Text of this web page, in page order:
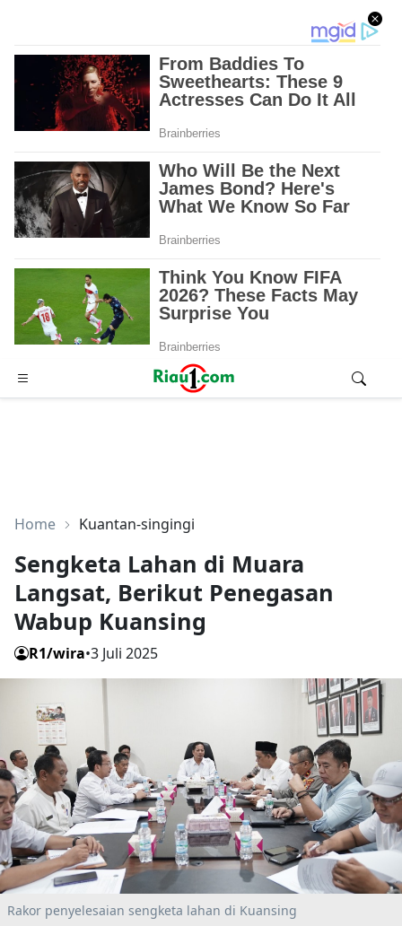
Advertisement
Home Kuantan-singingi
Sengketa Lahan di Muara
Langsat, Berikut Penegasan
Wabup Kuansing
R1/wira•3 Juli 2025
Rakor penyelesaian sengketa lahan di Kuansing